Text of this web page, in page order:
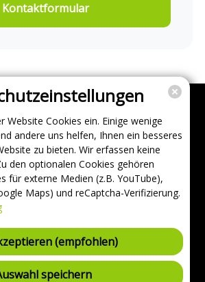
Kontaktformular
(VDP)
Website Cookies ein. Einige wenige
andere uns helfen, Ihnen ein besseres
zu bieten. Wir erfassen keine
den optionalen Cookies gehören
für externe Medien (z.B. YouTube),
Maps) und reCaptcha-Verifizierung.
(empfohlen)
speichern